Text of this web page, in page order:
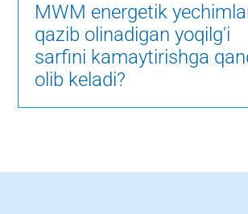
MWM energetik
qazib olinadigan yoqilg'i
sarfini kamaytirishga
olib keladi?